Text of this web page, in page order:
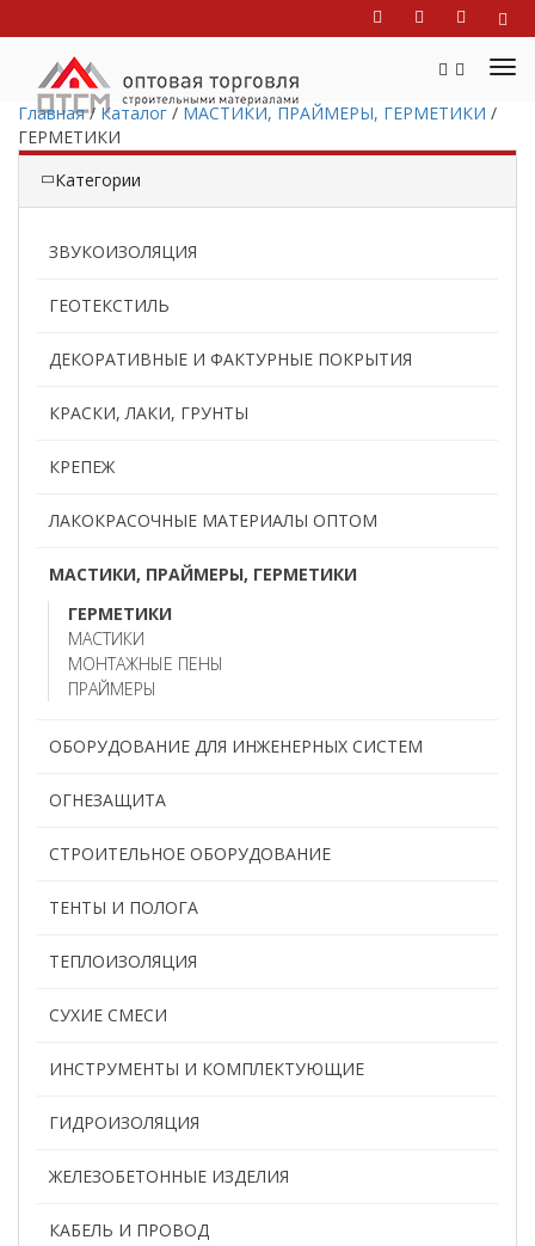
Главная /Каталог / МАСТИКИ, ПРАЙМЕРЫ, ГЕРМЕТИКИ /
ГЕРМЕТИКИ
Категории
ЗВУКОИЗОЛЯЦИЯ
ГЕОТЕКСТИЛЬ
ДЕКОРАТИВНЫЕ И ФАКТУРНЫЕ ПОКРЫТИЯ
КРАСКИ, ЛАКИ, ГРУНТЫ
КРЕПЕЖ
ЛАКОКРАСОЧНЫЕ МАТЕРИАЛЫ ОПТОМ
МАСТИКИ, ПРАЙМЕРЫ, ГЕРМЕТИКИ
ГЕРМЕТИКИ
МАСТИКИ
МОНТАЖНЫЕ ПЕНЫ
ПРАЙМЕРЫ
ОБОРУДОВАНИЕ ДЛЯ ИНЖЕНЕРНЫХ СИСТЕМ
ОГНЕЗАЩИТА
СТРОИТЕЛЬНОЕ ОБОРУДОВАНИЕ
ТЕНТЫ И ПОЛОГА
ТЕПЛОИЗОЛЯЦИЯ
СУХИЕ СМЕСИ
ИНСТРУМЕНТЫ И КОМПЛЕКТУЮЩИЕ
ГИДРОИЗОЛЯЦИЯ
ЖЕЛЕЗОБЕТОННЫЕ ИЗДЕЛИЯ
КАБЕЛЬ И ПРОВОД